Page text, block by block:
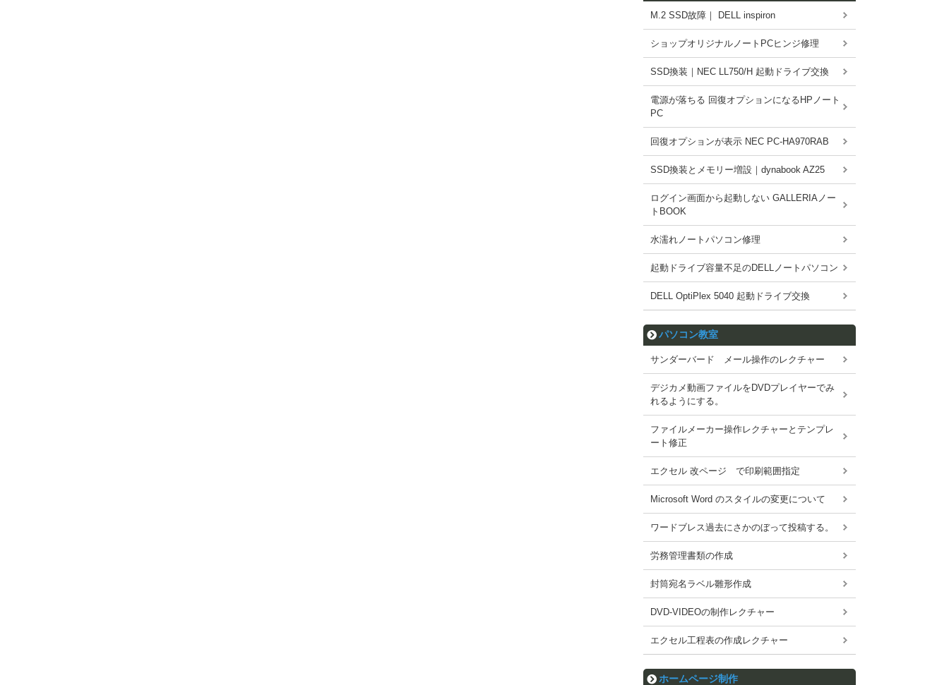
M.2 SSD故障｜ DELL inspiron
ショップオリジナルノートPCヒンジ修理
SSD換装｜NEC LL750/H 起動ドライブ交換
電源が落ちる 回復オプションになるHPノート
PC
回復オプションが表示 NEC PC-HA970RAB
SSD換装とメモリー増設｜dynabook AZ25
ログイン画面から起動しない GALLERIAノー
トBOOK
水濡れノートパソコン修理
起動ドライブ容量不足のDELLノートパソコン
DELL OptiPlex 5040 起動ドライブ交換
パソコン教室
サンダーバード メール操作のレクチャー
デジカメ動画ファイルをDVDプレイヤーでみ
れるようにする。
ファイルメーカー操作レクチャーとテンプレ
ート修正
エクセル 改ページ で印刷範囲指定
Microsoft Word のスタイルの変更について
ワードブレス過去にさかのぼって投稿する。
労務管理書類の作成
封筒宛名ラベル雛形作成
DVD-VIDEOの制作レクチャー
エクセル工程表の作成レクチャー
ホームページ制作